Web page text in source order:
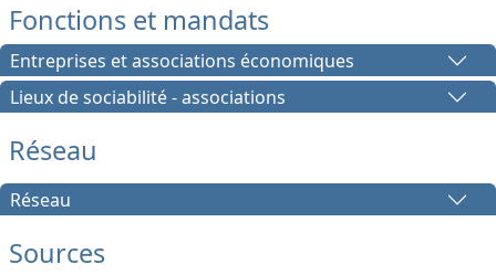
Fonctions et mandats
Entreprises et associations économiques
Lieux de sociabilité - associations
Réseau
Réseau
Sources